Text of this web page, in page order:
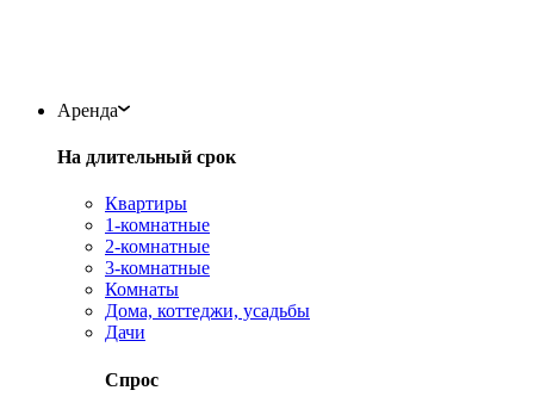
Аренда
На длительный срок
Квартиры
1-комнатные
2-комнатные
3-комнатные
Комнаты
Дома, коттеджи, усадьбы
Дачи
Спрос